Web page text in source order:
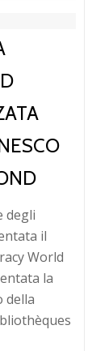
degli
il
World
la
della